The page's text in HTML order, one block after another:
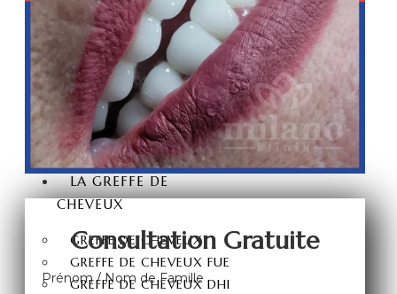
FACETTE DENTAIRE
STRATIFIÉ
DENT EN PORCELAINE
FACETTES DENTAIRES
IMPLANT DENTAIRE
BLANCHISSEMENT
DENTAIRE
LA GREFFE DE
CHEVEUX
GREFFE DE CHEVEUX
GREFFE DE CHEVEUX FUE
GREFFE DE CHEVEUX DHI
Consultation Gratuite
Prénom / Nom de Famille